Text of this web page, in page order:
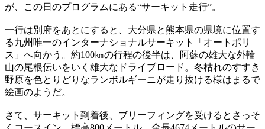
が、この日のプログラムにある“サーキット走行”。
一行は別府をあとにすると、大分県と熊本県の県境に位置す
る九州唯一のインターナショナルサーキット「オートポリ
ス」へ向かう。約100㎞の行程の後半は、阿蘇の雄大な外輪
山の尾根伝いをいく雄大なドライブロード。冬枯れのすすき
野原を色とりどりなランボルギーニが走り抜ける様はまるで
絵画のようだ。
さて、サーキット到着後、ブリーフィングを受けるとさっそ